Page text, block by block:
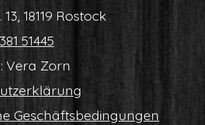
18119 Rostock
51445
Vera Zorn
Geschäftsbedingungen